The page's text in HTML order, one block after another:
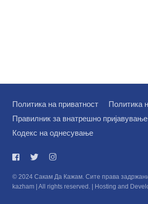
Политика на приватност
Политика
Правилник за внатрешно пријавување
Кодекс на однесување
© 2024 Сакам Да Кажам. Сите права
kazham | All rights reserved. | Hosting and